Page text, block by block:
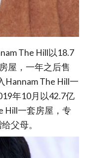
The Hill以18.7
屋，一年之后售
Hannam The Hill一
年10月以42.7亿
Hill一套房屋，专
父母。